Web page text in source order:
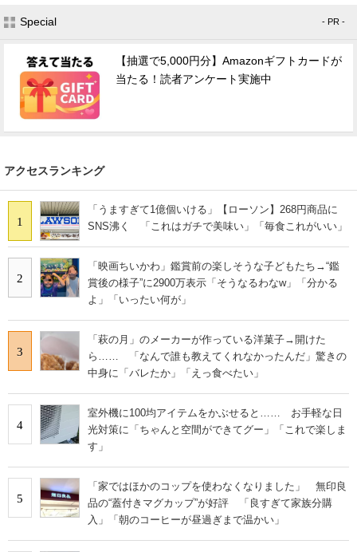
Special - PR -
【抽選で5,000円分】Amazonギフトカードが
当たる！読者アンケート実施中
アクセスランキング
1
「うますぎて1億個いける」【ローソン】268円商品に
SNS沸く 「これはガチで美味い」「毎食これがいい」
2
「映画ちいかわ」鑑賞前の楽しそうな子どもたち→“鑑
賞後の様子”に2900万表示「そうなるわなw」「分かる
よ」「いったい何が」
3
「萩の月」のメーカーが作っている洋菓子→開けた
ら…… 「なんで誰も教えてくれなかったんだ」驚きの
中身に「バレたか」「えっ食べたい」
4
室外機に100均アイテムをかぶせると…… お手軽な日
光対策に「ちゃんと空間ができてグー」「これで楽しま
す」
5
「家ではほかのコップを使わなくなりました」 無印良
品の“蓋付きマグカップ”が好評 「良すぎて家族分購
入」「朝のコーヒーが昼過ぎまで温かい」